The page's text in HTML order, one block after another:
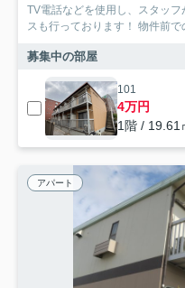
TV電話などを使用し、スタッ
スも行っております！ 物件前
募集中の部屋
101
4万円
1階 / 19.61
アパート